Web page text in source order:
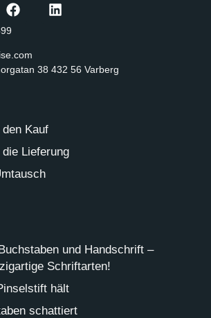
38 432 56 Varberg
Kauf
Lieferung
und Handschrift –
Schriftarten!
hält
schattiert